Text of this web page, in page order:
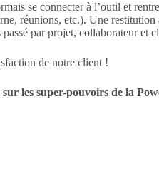
se connecter à l’outil et
réunions, etc.). Une
par projet, collaborateur et
de notre client !
les super-pouvoirs de la